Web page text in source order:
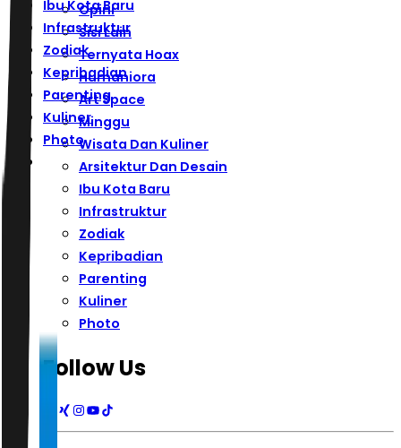
Ibu Kota Baru
Infrastruktur
Zodiak
Kepribadian
Parenting
Kuliner
Photo
Opini
Sisi Lain
Ternyata Hoax
Humaniora
Art Space
Minggu
Wisata Dan Kuliner
Arsitektur Dan Desain
Ibu Kota Baru
Infrastruktur
Zodiak
Kepribadian
Parenting
Kuliner
Photo
Follow Us